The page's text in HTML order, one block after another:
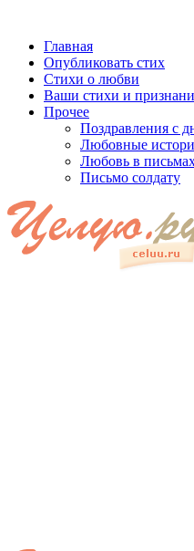
Главная
Опубликовать стих
Стихи о любви
Ваши стихи и
Прочее
Поздравления с
Любовные
Любовь в
Письмо солдату